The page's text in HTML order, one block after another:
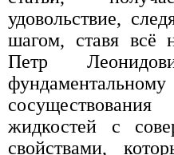
удовольствие,
шагом, ставя всё
Петр
жидкостей с
свойствами,